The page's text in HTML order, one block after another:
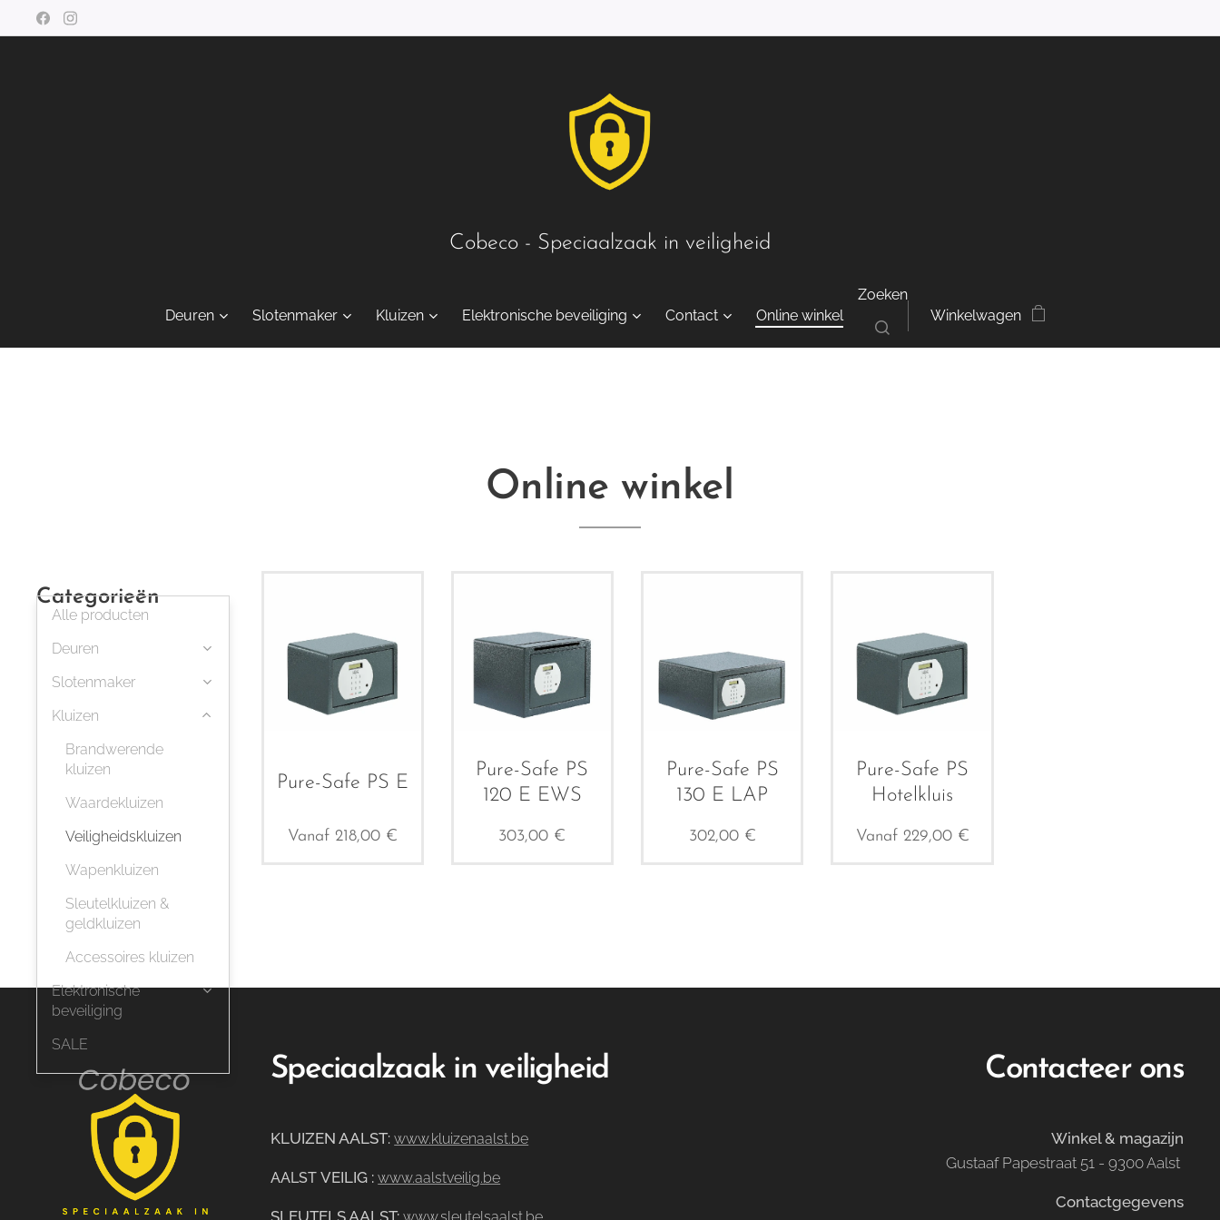
Cobeco - Speciaalzaak in veiligheid
Deuren Slotenmaker Kluizen Elektronische beveiliging Contact Online winkel
Zoeken
Winkelwagen
Online winkel
Categorieën
Alle producten
Deuren
Slotenmaker
Kluizen
Brandwerende
kluizen
Waardekluizen
Veiligheidskluizen
Wapenkluizen
Sleutelkluizen &
geldkluizen
Accessoires kluizen
Elektronische
beveiliging
SALE
Pure-Safe PS E
Vanaf 218,00€
Pure-Safe PS
120 E EWS
303,00 €
Pure-Safe PS
130 E LAP
302,00€
Pure-Safe PS
Hotelkluis
Vanaf 229,00€
Speciaalzaak in veiligheid
KLUIZEN AALST:www.kluizenaalst.be
AALST VEILIG : www.aalstveilig.be
Contacteer ons
Winkel & magazijn
Gustaaf Papestraat 51 - 9300 Aalst
Contactgegevens